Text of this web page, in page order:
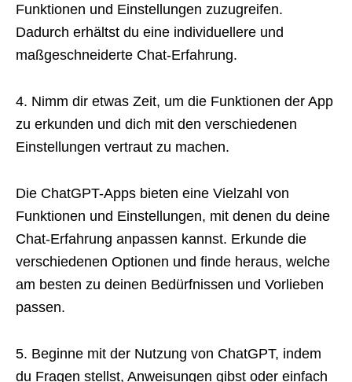
Funktionen und Einstellungen zuzugreifen.
Dadurch erhältst du eine individuellere und
maßgeschneiderte Chat-Erfahrung.
4. Nimm dir etwas Zeit, um die Funktionen der App
zu erkunden und dich mit den verschiedenen
Einstellungen vertraut zu machen.
Die ChatGPT-Apps bieten eine Vielzahl von
Funktionen und Einstellungen, mit denen du deine
Chat-Erfahrung anpassen kannst. Erkunde die
verschiedenen Optionen und finde heraus, welche
am besten zu deinen Bedürfnissen und Vorlieben
passen.
5. Beginne mit der Nutzung von ChatGPT, indem
du Fragen stellst, Anweisungen gibst oder einfach